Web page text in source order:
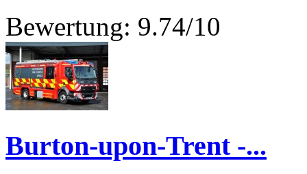
Bewertung: 9.74/10
Burton-upon-Trent -...